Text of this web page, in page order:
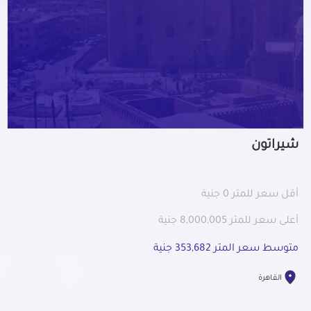
شيراتون
أقل سعر للمتر 0 جنية
أعلى سعر للمتر 8,000,005 جنية
متوسط سعر المتر 353,682 جنية
القاهرة